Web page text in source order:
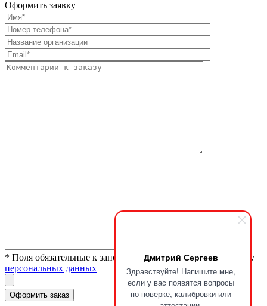
Дмитрий Сергеев
Здравствуйте! Напишите мне,
если у вас появятся вопросы
по поверке, калибровки или
Оформить заявку
* Поля обязательные к заполнению. Я согласен на обработку
персональных данных